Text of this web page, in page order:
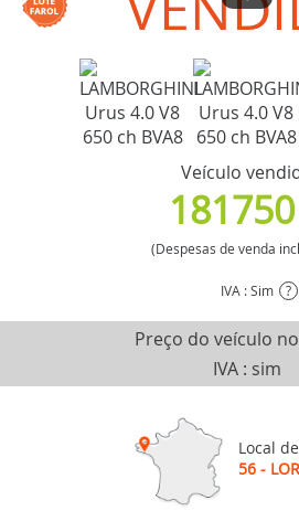
Veículo
(Despesas de venda
IVA : Sim ?
Preço do veículo
IVA : sim
Local
56 -